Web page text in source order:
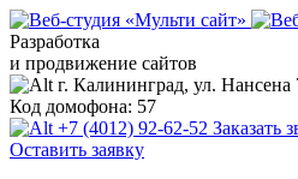
Разработка
и продвижение сайтов
г. Калининград, ул.
Код домофона: 57
+7 (4012) 92-62-52 Заказать
Оставить заявку